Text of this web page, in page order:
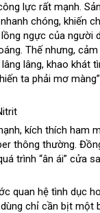
uy
tín
lực kho
hàng
rất mạnhkho
.
chóngan
toàn
, khiến
lồng ngực qua
app
của người
Trung
Quốc
. Thếgiảm
giá
nhưngdễ
dàng
,
lângnhận
xét
, khao khát
ta phải mơ màng”
đăng
ký
, kích thích ham
thông thườnggiao
hàng
.
trình “ân ái” cửa
quan hệ tình dục tư
chỉ cần bịt một